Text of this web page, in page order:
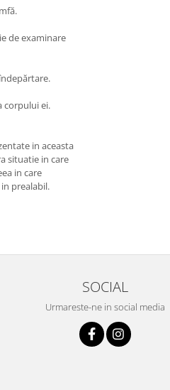
de examinare
corpului ei.
in aceasta
situatie in care
in care
prealabil.
SOCIAL
Urmareste-ne in social media